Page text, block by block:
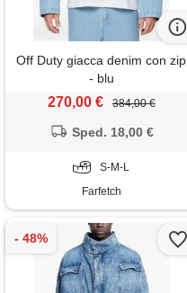
Off Duty giacca denim con zip
- blu
270,00 € 384,00 €
Sped. 18,00 €
S-M-L
Farfetch